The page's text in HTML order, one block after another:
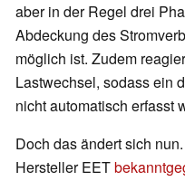
aber in der Regel drei
Abdeckung des
möglich ist. Zudem
Lastwechsel, sodass ein
nicht automatisch erfasst
Doch das ändert sich
Hersteller EET